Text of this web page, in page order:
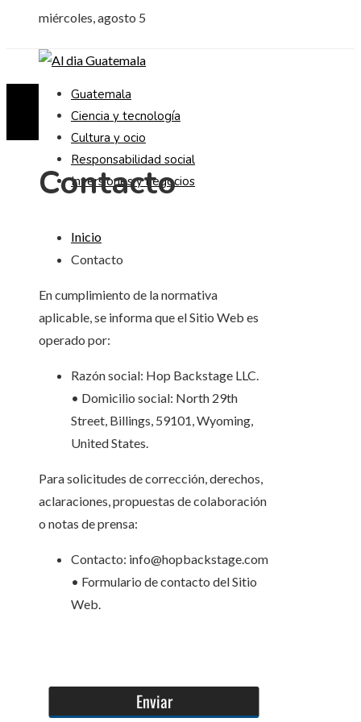
miércoles, agosto 5
Guatemala
Ciencia y tecnología
Cultura y ocio
Responsabilidad social
Inversiones y negocios
Contacto
Inicio
Contacto
En cumplimiento de la normativa
aplicable, se informa que el Sitio Web es
operado por:
Razón social: Hop Backstage LLC.
• Domicilio social: North 29th
Street, Billings, 59101, Wyoming,
United States.
Para solicitudes de corrección, derechos,
aclaraciones, propuestas de colaboración
o notas de prensa:
Contacto: info@hopbackstage.com
• Formulario de contacto del Sitio
Web.